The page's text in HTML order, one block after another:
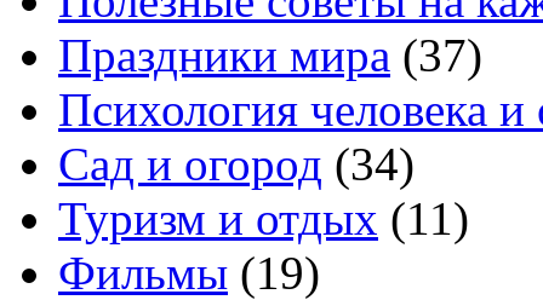
Праздники мира (37)
Психология человека
Сад и огород (34)
Туризм и отдых (11)
Фильмы (19)